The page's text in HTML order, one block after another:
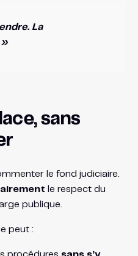
La
»
sans
le fond judiciaire.
le respect du
publique.
peut :